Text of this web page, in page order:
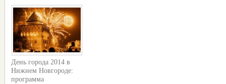
День города 2014 в
Нижнем Новгороде:
программа